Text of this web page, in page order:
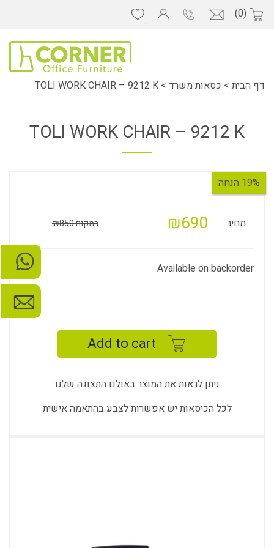
(0)
דף הבית > כסאות משרד >
TOLI WORK CHAIR – 9212 K
TOLI WORK CHAIR – 9212 K
19% הנחה
מחיר: ₪690 במקום ₪850
Available on backorder
Add to cart
ניתן לראות את המוצר באולם התצוגה שלנו
לכל הכיסאות יש אפשרות לצבע בהתאמה אישית